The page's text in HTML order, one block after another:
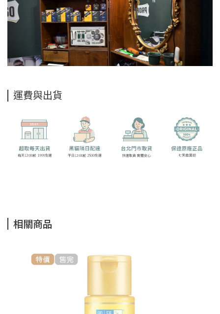
運費與出貨
相關商品